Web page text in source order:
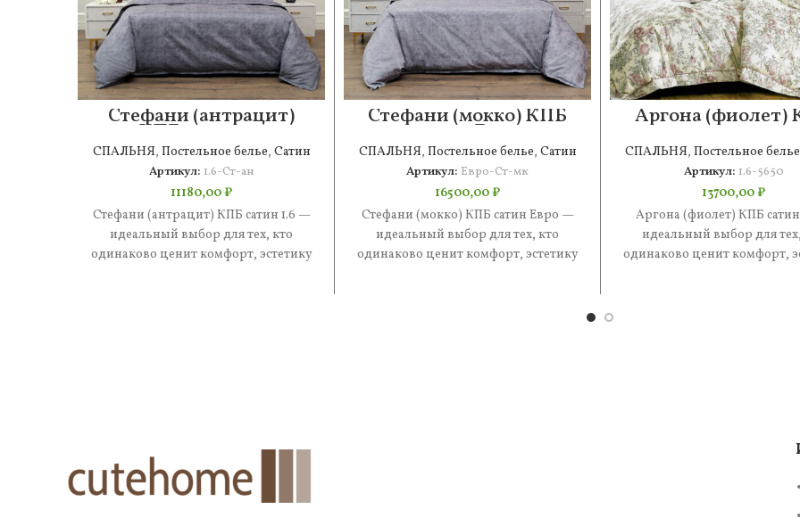
Стефани (антрацит)
КПБ сатин 1.6
СПАЛЬНЯ, Постельное белье, Сатин
Артикул: 1.6-Ст-ан
11180,00₽
Стефани (антрацит) КПБ сатин 1.6 —
идеальный выбор для тех, кто
одинаково ценит комфорт, эстетику
Стефани (мокко) КПБ
сатин Евро
СПАЛЬНЯ, Постельное белье, Сатин
Артикул: Евро-Ст-мк
16500,00₽
Стефани (мокко) КПБ сатин Евро —
идеальный выбор для тех, кто
одинаково ценит комфорт, эстетику
Аргона (фиолет)
сатин 1.6
СПАЛЬНЯ, Постельное белье
Артикул: 1.6-5650
13700,00₽
Аргона (фиолет) КПБ
идеальный выбор для
одинаково ценит комфорт,